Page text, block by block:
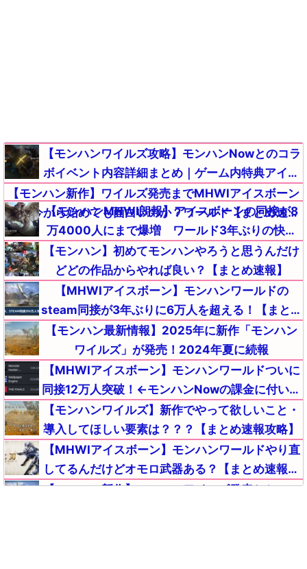
【モンハンワイルズ攻略】モンハンNowとのコラ
ボイベント内容詳細まとめ｜ゲーム内特典アイテ
ムが入手【モンスターハンターMHWildsまとめ】
【モンハン新作】ワイルズ発売までMHWIアイスボーン
って今から始めても面白いのか？ワールド【まとめ速報
攻略】
【モンハンMHWI朗報】アイスボーンの同接が8
万4000人にまで爆増 ワールド3年ぶりの快挙
【まとめ速報攻略】
【モンハン】初めてモンハンやろうと思うんだけ
どどの作品からやれば良い？【まとめ速報】
【MHWIアイスボーン】モンハンワールドの
steam同接が3年ぶりに6万人を超える！【まとめ
速報】
【モンハン最新情報】2025年に新作「モンハン
ワイルズ」が発売！2024年夏に続報
【MHWIアイスボーン】モンハンワールドついに
同接12万人突破！←モンハンNowの課金に付いて
これない敗北者が流入中ｗｗｗ【まとめ速報攻
略】
【モンハンワイルズ】新作でやって欲しいこと・
導入してほしい要素は？？？【まとめ速報攻略】
【MHWIアイスボーン】モンハンワールドやり直
してるんだけどオモロ武器ある？【まとめ速報攻
略】
【モンハン新作】モンハンワイルズ発表とセール